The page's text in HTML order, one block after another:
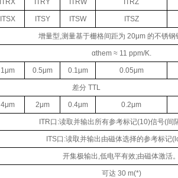
ITRX ITRY ITRW ITRZ
ITSX ITSY ITSW ITSZ
增量型,测量基于栅格间距为 20μm 的不锈钢
αthem ≈ 11 ppm/K.
1μm 0.5μm 0.1μm 0.05μm
差分 TTL
4μm 2μm 0.4μm 0.2μm
ITR口:读取并输出所有参考标记(10)信号(间
ITS口:读取并输出由磁体选择的参考标记
开集极输出,低电平有效;由磁体激活。
可达 30 m(*)